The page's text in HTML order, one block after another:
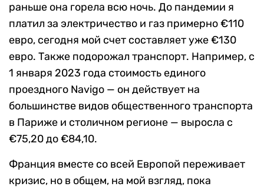
раньше она горела всю ночь. До пандемии я
платил за электричество и газ примерно €110
евро, сегодня мой счет составляет уже €130
евро. Также подорожал транспорт. Например, с
1 января 2023 года стоимость единого
проездного Navigo — он действует на
большинстве видов общественного транспорта
в Париже и столичном регионе — выросла с
€75,20 до €84,10.
Франция вместе со всей Европой переживает
кризис, но в общем, на мой взгляд, пока